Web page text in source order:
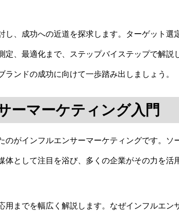
し、成功への近道を探求します。ターゲット選
、最適化まで、ステップバイステップで解説
ンドの成功に向けて一歩踏み出しましょう。
ーマーケティング入門
がインフルエンサーマーケティングです。ソ
として注目を浴び、多くの企業がその力を活
用までを幅広く解説します。なぜインフルエン